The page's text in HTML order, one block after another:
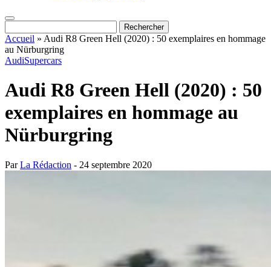
Accueil » Audi R8 Green Hell (2020) : 50 exemplaires en hommage
au Nürburgring
AudiSupercars
Audi R8 Green Hell (2020) : 50
exemplaires en hommage au
Nürburgring
ParLa Rédaction - 24 septembre 2020